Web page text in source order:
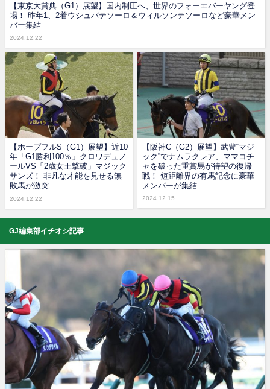
【東京大賞典（G1）展望】国内制圧へ、世界のフォーエバーヤング登
場！ 昨年1、2着ウシュバテソーロ＆ウィルソンテソーロなど豪華メン
バー集結
2024.12.22
【ホープフルS（G1）展望】近10
年「G1勝利100％」クロワデュノ
ールVS「2歳女王撃破」マジック
サンズ！ 非凡な才能を見せる無
敗馬が激突
2024.12.22
【阪神C（G2）展望】武豊“マジ
ック”でナムラクレア、ママコチ
ャを破った重賞馬が待望の復帰
戦！ 短距離界の有馬記念に豪華
メンバーが集結
2024.12.15
GJ編集部イチオシ記事